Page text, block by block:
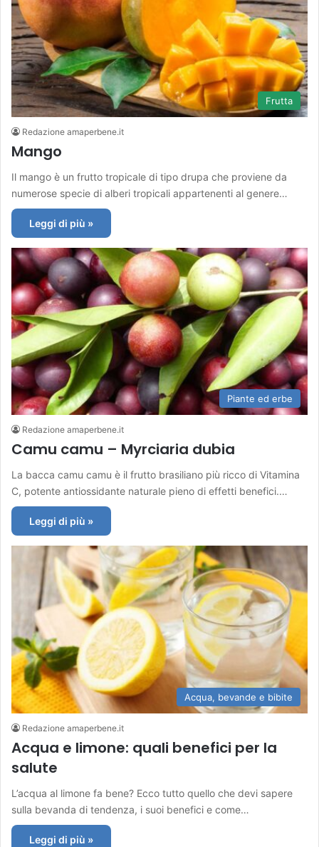
Frutta
Redazione amaperbene.it
Mango
Il mango è un frutto tropicale di tipo drupa che proviene da
numerose specie di alberi tropicali appartenenti al genere…
Leggi di più »
Piante ed erbe
Redazione amaperbene.it
Camu camu – Myrciaria dubia
La bacca camu camu è il frutto brasiliano più ricco di Vitamina
C, potente antiossidante naturale pieno di effetti benefici.…
Leggi di più »
Acqua, bevande e bibite
Redazione amaperbene.it
Acqua e limone: quali benefici per la
salute
L’acqua al limone fa bene? Ecco tutto quello che devi sapere
sulla bevanda di tendenza, i suoi benefici e come…
Leggi di più »